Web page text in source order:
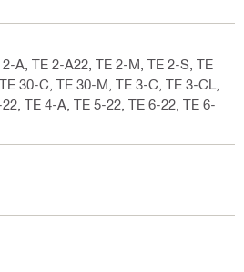
2-A, TE 2-A22, TE 2-M, TE 2-S, TE
30-C, TE 30-M, TE 3-C, TE 3-CL,
22, TE 4-A, TE 5-22, TE 6-22, TE 6-